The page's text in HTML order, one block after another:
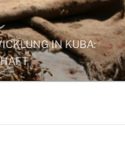
IN KUBA: